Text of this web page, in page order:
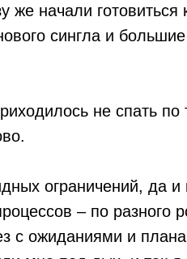
же начали готовиться
сингла и
не спать по
ограничений, да и
– по разного
с ожиданиями и